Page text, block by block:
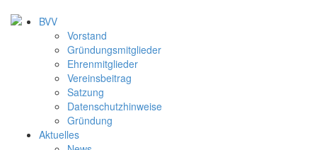
BVV
Vorstand
Gründungsmitglieder
Ehrenmitglieder
Vereinsbeitrag
Satzung
Datenschutzhinweise
Gründung
Aktuelles